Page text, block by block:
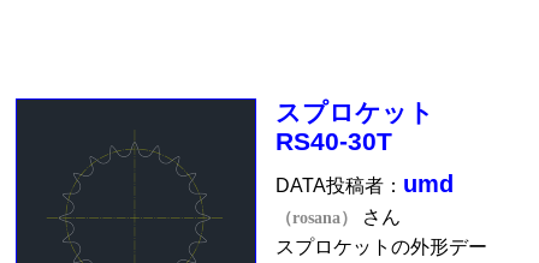
スプロケット
RS40-30T
DATA投稿者： umd
（rosana）
さん
スプロケットの外形デー